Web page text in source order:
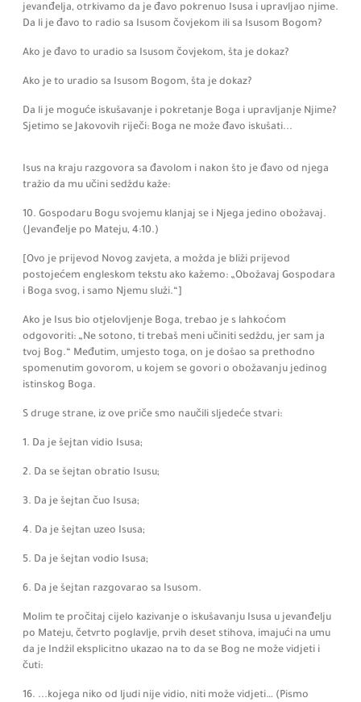
jevanđelja, otrkivamo da je đavo pokrenuo Isusa i upravljao njime.
Da li je đavo to radio sa Isusom čovjekom ili sa Isusom Bogom?
Ako je đavo to uradio sa Isusom čovjekom, šta je dokaz?
Ako je to uradio sa Isusom Bogom, šta je dokaz?
Da li je moguće iskušavanje i pokretanje Boga i upravljanje Njime?
Sjetimo se Jakovovih riječi: Boga ne može đavo iskušati...
Isus na kraju razgovora sa đavolom i nakon što je đavo od njega
tražio da mu učini sedždu kaže:
10. Gospodaru Bogu svojemu klanjaj se i Njega jedino obožavaj.
(Jevanđelje po Mateju, 4:10.)
[Ovo je prijevod Novog zavjeta, a možda je bliži prijevod
postojećem engleskom tekstu ako kažemo: „Obožavaj Gospodara
i Boga svog, i samo Njemu služi.“]
Ako je Isus bio otjelovljenje Boga, trebao je s lahkoćom
odgovoriti: „Ne sotono, ti trebaš meni učiniti sedždu, jer sam ja
tvoj Bog.“ Međutim, umjesto toga, on je došao sa prethodno
spomenutim govorom, u kojem se govori o obožavanju jedinog
istinskog Boga.
S druge strane, iz ove priče smo naučili sljedeće stvari:
1. Da je šejtan vidio Isusa;
2. Da se šejtan obratio Isusu;
3. Da je šejtan čuo Isusa;
4. Da je šejtan uzeo Isusa;
5. Da je šejtan vodio Isusa;
6. Da je šejtan razgovarao sa Isusom.
Molim te pročitaj cijelo kazivanje o iskušavanju Isusa u jevanđelju
po Mateju, četvrto poglavlje, prvih deset stihova, imajući na umu
da je Indžil eksplicitno ukazao na to da se Bog ne može vidjeti i
čuti:
16. ...kojega niko od ljudi nije vidio, niti može vidjeti… (Pismo